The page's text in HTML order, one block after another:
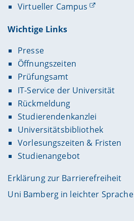
Virtueller Campus
Wichtige Links
Presse
Öffnungszeiten
Prüfungsamt
IT-Service der Universität
Rückmeldung
Studierendenkanzlei
Universitätsbibliothek
Vorlesungszeiten & Fristen
Studienangebot
Erklärung zur Barrierefreiheit
Uni Bamberg in leichter Sprache